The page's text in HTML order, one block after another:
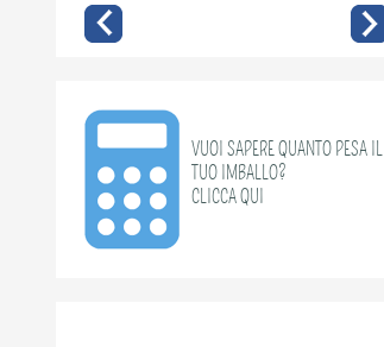
VUOI SAPERE QUANTO PESA IL
TUO IMBALLO?
CLICCA QUI